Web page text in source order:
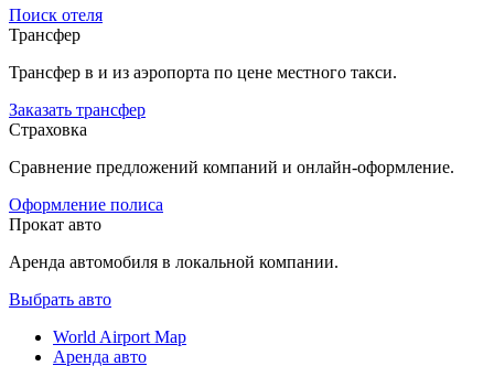
Поиск отеля
Трансфер
Трансфер в и из аэропорта по цене местного такси.
Заказать трансфер
Страховка
Сравнение предложений компаний и онлайн-оформление.
Оформление полиса
Прокат авто
Аренда автомобиля в локальной компании.
Выбрать авто
World Airport Map
Аренда авто